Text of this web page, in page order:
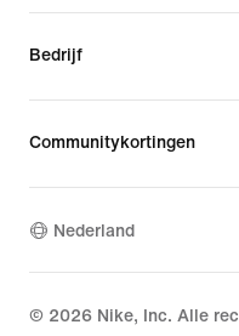
Bedrijf
Communitykortingen
Nederland
© 2026 Nike, Inc. Alle